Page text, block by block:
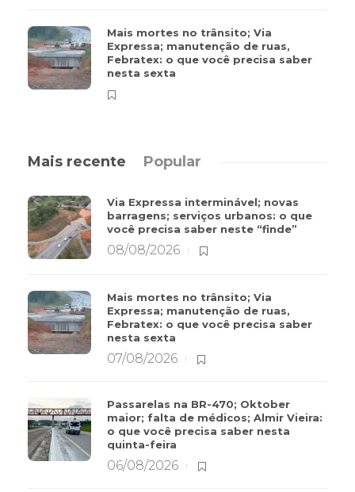
Mais mortes no trânsito; Via
Expressa; manutenção de ruas,
Febratex: o que você precisa saber
nesta sexta
Mais recente Popular
Via Expressa interminável; novas
barragens; serviços urbanos: o que
você precisa saber neste “finde”
08/08/2026
Mais mortes no trânsito; Via
Expressa; manutenção de ruas,
Febratex: o que você precisa saber
nesta sexta
07/08/2026
Passarelas na BR-470; Oktober
maior; falta de médicos; Almir Vieira:
o que você precisa saber nesta
quinta-feira
06/08/2026